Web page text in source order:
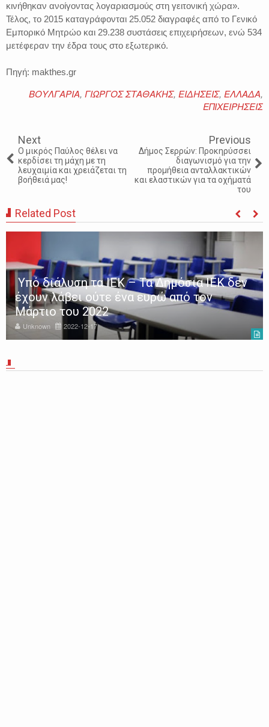
κινήθηκαν ανοίγοντας λογαριασμούς στη γειτονική χώρα».
Τέλος, το 2015 καταγράφονται 25.052 διαγραφές από το Γενικό
Εμπορικό Μητρώο και 29.238 συστάσεις επιχειρήσεων, ενώ 534
μετέφεραν την έδρα τους στο εξωτερικό.
Πηγή: makthes.gr
ΒΟΥΛΓΑΡΙΑ, ΓΙΩΡΓΟΣ ΣΤΑΘΑΚΗΣ, ΕΙΔΗΣΕΙΣ, ΕΛΛΑΔΑ,
ΕΠΙΧΕΙΡΗΣΕΙΣ
Next
Ο μικρός Παύλος θέλει να
κερδίσει τη μάχη με τη
λευχαιμία και χρειάζεται τη
βοήθειά μας!
Previous
Δήμος Σερρώv: Προκηρύσσει
διαγωνισμό για την
προμήθεια ανταλλακτικών
και ελαστικών για τα οχήματά
του
Related Post
Υπό διάλυση τα ΙΕΚ – Τα Δημόσια ΙΕΚ δεν
έχουν λάβει ούτε ένα ευρώ από τον
Μάρτιο του 2022
Unknown 2022-12-17